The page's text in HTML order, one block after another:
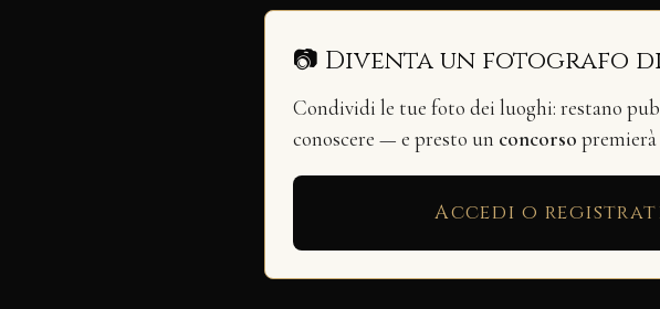
📷 Diventa un fotografo
Condividi le tue foto dei luoghi: restano
conoscere — e presto un concorso
Accedi o